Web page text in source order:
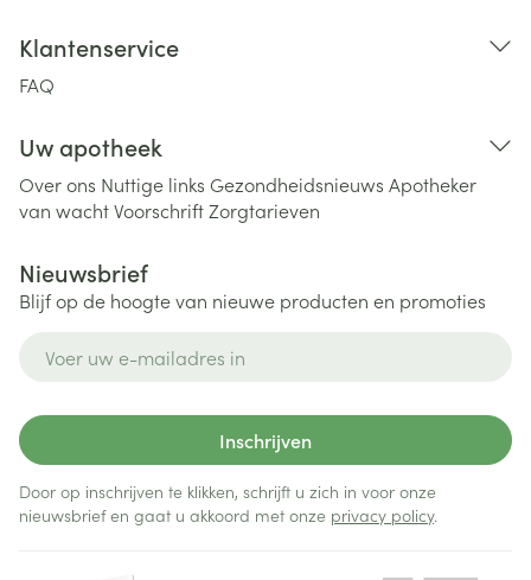
Klantenservice
FAQ
Uw apotheek
Over ons Nuttige links Gezondheidsnieuws Apotheker
van wachtVoorschriftZorgtarieven
Nieuwsbrief
Blijf op de hoogte van nieuwe producten en promoties
Inschrijven
Door op inschrijven te klikken, schrijft u zich in voor onze
nieuwsbrief en gaat u akkoord met onze privacy policy.